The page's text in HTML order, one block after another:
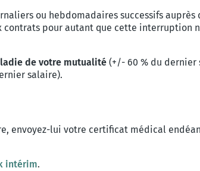
ou hebdomadaires successifs auprès
pour autant que cette interruption
de votre mutualité (+/- 60 % du dernier
salaire).
envoyez-lui votre certificat médical
intérim.